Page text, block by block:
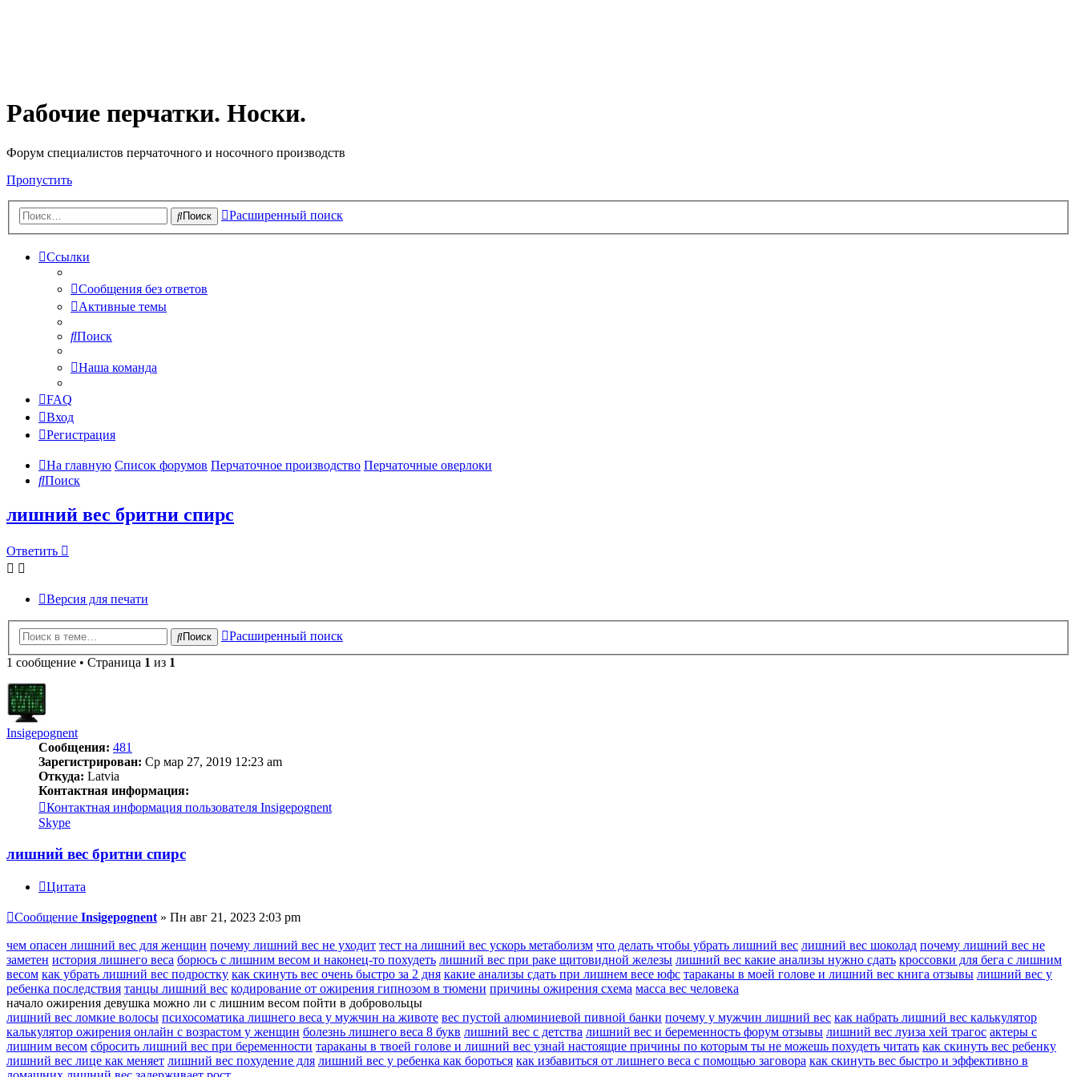
Рабочие перчатки. Носки.
Форум специалистов перчаточного и носочного производств
Пропустить
Поиск Расширенный поиск
Ссылки
Сообщения без ответов
Активные темы
Поиск
Наша команда
FAQ
Вход
Регистрация
На главную Список форумов Перчаточное производство Перчаточные оверлоки
Поиск
лишний вес бритни спирс
Ответить
Версия для печати
Поиск
Расширенный поиск
1 сообщение • Страница 1 из 1
Insigepognent
Сообщения: 481
Зарегистрирован: Ср мар 27, 2019 12:23 am
Откуда: Latvia
Контактная информация:
Контактная информация пользователя Insigepognent
Skype
лишний вес бритни спирс
Цитата
Сообщение Insigepognent » Пн авг 21, 2023 2:03 pm
чем опасен лишний вес для женщин почему лишний вес не уходит тест на лишний вес ускорь метаболизм что делать чтобы убрать лишний вес лишний вес шоколад почему лишний вес не
заметен история лишнего веса борюсь с лишним весом и наконец-то похудеть лишний вес при раке щитовидной железы лишний вес какие анализы нужно сдать кроссовки для бега с лишним
весом как убрать лишний вес подростку как скинуть вес очень быстро за 2 дня какие анализы сдать при лишнем весе юфс тараканы в моей голове и лишний вес книга отзывы лишний вес у
ребенка последствия танцы лишний вес кодирование от ожирения гипнозом в тюмени причины ожирения схема масса вес человека
начало ожирения девушка можно ли с лишним весом пойти в добровольцы
лишний вес ломкие волосы психосоматика лишнего веса у мужчин на животе вес пустой алюминиевой пивной банки почему у мужчин лишний вес как набрать лишний вес калькулятор
калькулятор ожирения онлайн с возрастом у женщин болезнь лишнего веса 8 букв лишний вес с детства лишний вес и беременность форум отзывы лишний вес луиза хей трагос актеры с
лишним весом сбросить лишний вес при беременности тараканы в твоей голове и лишний вес узнай настоящие причины по которым ты не можешь похудеть читать как скинуть вес ребенку
лишний вес лице как меняет лишний вес похудение для лишний вес у ребенка как бороться как избавиться от лишнего веса с помощью заговора как скинуть вес быстро и эффективно в